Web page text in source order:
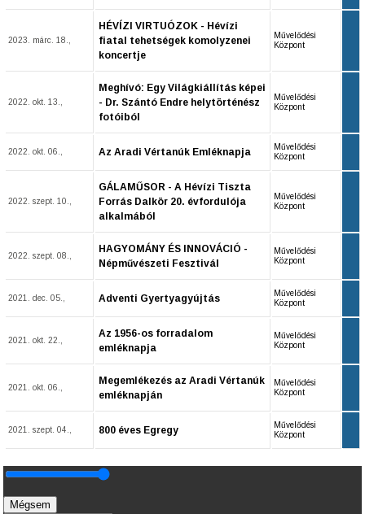
2023. márc. 18.,
HÉVÍZI VIRTUÓZOK - Hévízi
fiatal tehetségek komolyzenei
koncertje
Művelődési
Központ
2022. okt. 13.,
Meghívó: Egy Világkiállítás képei
- Dr. Szántó Endre helytörténész
fotóiból
Művelődési
Központ
2022. okt. 06., Az Aradi Vértanúk Emléknapja
Művelődési
Központ
2022. szept. 10.,
GÁLAMŰSOR - A Hévízi Tiszta
Forrás Dalkör 20. évfordulója
alkalmából
Művelődési
Központ
2022. szept. 08.,
HAGYOMÁNY ÉS INNOVÁCIÓ -
Népművészeti Fesztivál
Művelődési
Központ
2021. dec. 05., Adventi Gyertyagyújtás
Művelődési
Központ
2021. okt. 22.,
Az 1956-os forradalom
emléknapja
Művelődési
Központ
2021. okt. 06.,
Megemlékezés az Aradi Vértanúk
emléknapján
Művelődési
Központ
2021. szept. 04., 800 éves Egregy
Művelődési
Központ
Mégsem